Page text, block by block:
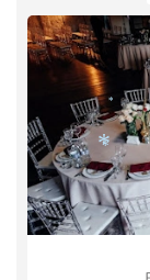
*
*
*